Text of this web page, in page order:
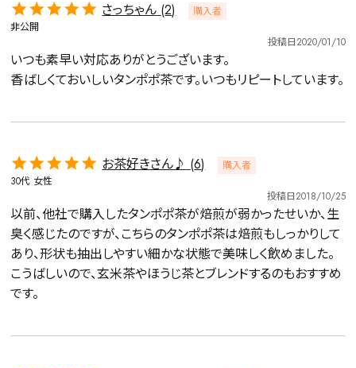
さっちゃん 2
購入者
非公開
投稿日2020/01/10
いつも素早い対応ありがとうございます。
香ばしくておいしいタンポポ茶です。いつもリピートしています。
お茶好きさん♪ 6
購入者
30代 女性
投稿日2018/10/25
以前、他社で購入したタンポポ茶が焙煎が弱かったせいか、生
臭く感じたのですが、こちらのタンポポ茶は焙煎もしっかりして
あり、形状も抽出しやすい細かな状態で美味しく飲めました。
こうばしいので、玄米茶やほうじ茶とブレンドするのもおすすめ
です。